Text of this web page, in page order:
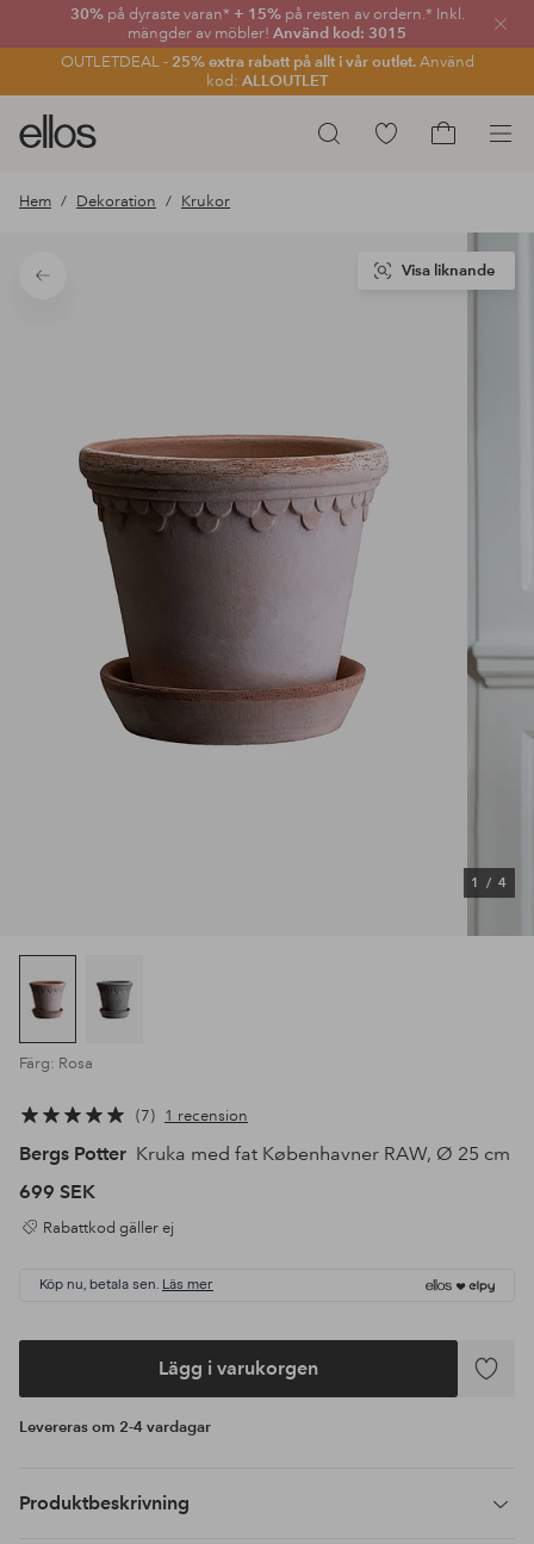
30% på dyraste varan* + 15% på resten av ordern.* Inkl.
mängder av möbler! Använd kod: 3015
OUTLETDEAL - 25% extra rabatt på allt i vår outlet.Använd
kod: ALLOUTLET
Sök
Ellos
logotyp
gå
förstasidan
Gå
Hem Dekoration Krukor
Tillbaka
1 / 4
Visa liknande
Färg: Rosa
7 1 recension
Bergs Potter Kruka med fat Københavner RAW, Ø 25 cm
699 SEK
Rabattkod gäller ej
Köp nu, betala sen. Läs mer
Lägg i varukorgen
Lägg
Levereras om 2-4 vardagar
Produktbeskrivning